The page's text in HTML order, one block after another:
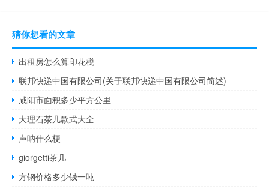
猜你想看的文章
出租房怎么算印花税
联邦快递中国有限公司(关于联邦快递中国有限公司简述)
咸阳市面积多少平方公里
大理石茶几款式大全
声呐什么梗
giorgetti茶几
方钢价格多少钱一吨